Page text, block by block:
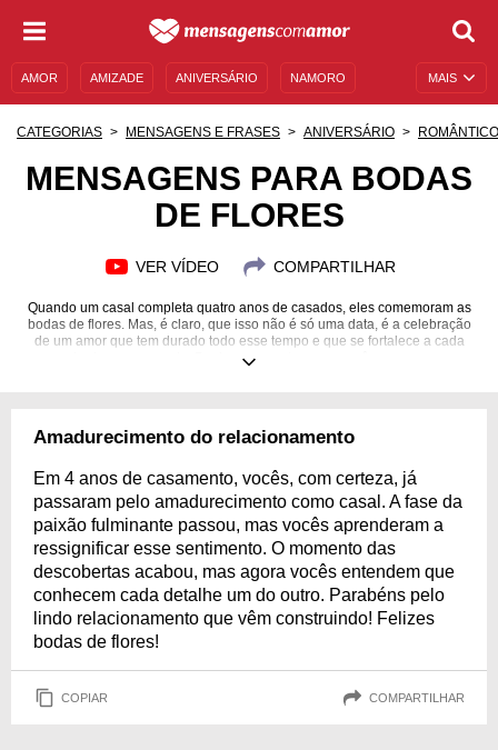
MAIS
AMOR AMIZADE ANIVERSÁRIO NAMORO
MENSAGENS E FRASES MENSAGENS DE ANIVERSÁRIO
CATEGORIAS MENSAGENS E FRASES ANIVERSÁRIO ROMÂNTICO
MENSAGENS PARA BODAS
DE FLORES
VER VÍDEO COMPARTILHAR
Quando um casal completa quatro anos de casados, eles comemoram as
bodas de flores. Mas, é claro, que isso não é só uma data, é a celebração
de um amor que tem durado todo esse tempo e que se fortalece a cada
nova boda comemorada. Por isso, encante quem você ama com uma
Amadurecimento do relacionamento
Em 4 anos de casamento, vocês, com certeza, já
passaram pelo amadurecimento como casal. A fase da
paixão fulminante passou, mas vocês aprenderam a
ressignificar esse sentimento. O momento das
descobertas acabou, mas agora vocês entendem que
conhecem cada detalhe um do outro. Parabéns pelo
lindo relacionamento que vêm construindo! Felizes
bodas de flores!
COPIAR COMPARTILHAR